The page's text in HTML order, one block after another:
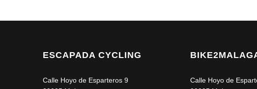
ESCAPADA CYCLING
Calle Hoyo de Esparteros 9
Calle Hoyo de